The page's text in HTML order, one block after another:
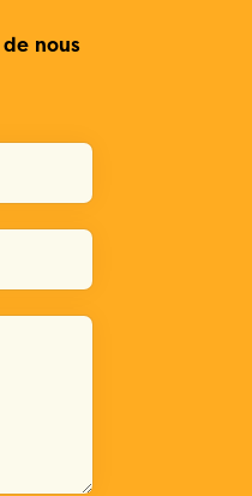
nous